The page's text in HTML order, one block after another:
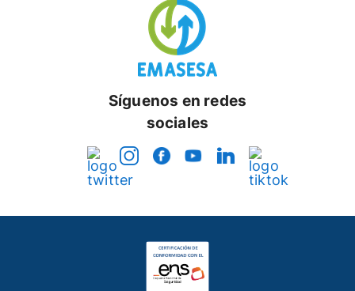
Síguenos en redes
sociales